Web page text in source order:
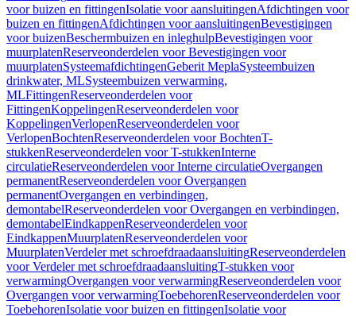
voor buizen en fittingenIsolatie voor aansluitingenAfdichtingen voor
buizen en fittingenAfdichtingen voor aansluitingenBevestigingen
voor buizenBeschermbuizen en inleghulpBevestigingen voor
muurplatenReserveonderdelen voor Bevestigingen voor
muurplatenSysteemafdichtingenGeberit MeplaSysteembuizen
drinkwater, MLSysteembuizen verwarming,
MLFittingenReserveonderdelen voor
FittingenKoppelingenReserveonderdelen voor
KoppelingenVerlopenReserveonderdelen voor
VerlopenBochtenReserveonderdelen voor BochtenT-
stukkenReserveonderdelen voor T-stukkenInterne
circulatieReserveonderdelen voor Interne circulatieOvergangen
permanentReserveonderdelen voor Overgangen
permanentOvergangen en verbindingen,
demontabelReserveonderdelen voor Overgangen en verbindingen,
demontabelEindkappenReserveonderdelen voor
EindkappenMuurplatenReserveonderdelen voor
MuurplatenVerdeler met schroefdraadaansluitingReserveonderdelen
voor Verdeler met schroefdraadaansluitingT-stukken voor
verwarmingOvergangen voor verwarmingReserveonderdelen voor
Overgangen voor verwarmingToebehorenReserveonderdelen voor
ToebehorenIsolatie voor buizen en fittingenIsolatie voor